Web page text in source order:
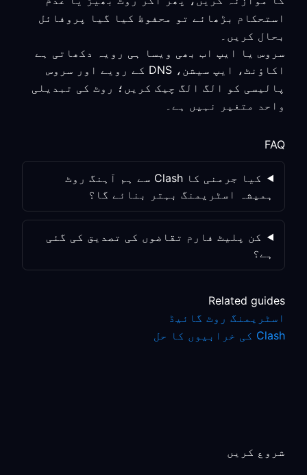
استحکام بڑھائے تو محفوظ کیا گیا پروفائل
بحال کریں۔
سروس یا ایپ اب بھی ویسا ہی رویہ دکھاتی ہے
اکاؤنٹ، ایپ سیشن، DNS کے رویے اور سروس
پالیسی کو الگ الگ چیک کریں؛ روٹ کی تبدیلی
واحد متغیر نہیں ہے۔
FAQ
کیا جرمنی کا Clash سے ہم آہنگ روٹ
ہمیشہ اسٹریمنگ بہتر بنائے گا؟
کن پلیٹ فارم تقاضوں کی تصدیق کی گئی
ہے؟
Related guides
اسٹریمنگ روٹ گائیڈ
Clash کی خرابیوں کا حل
شروع کریں